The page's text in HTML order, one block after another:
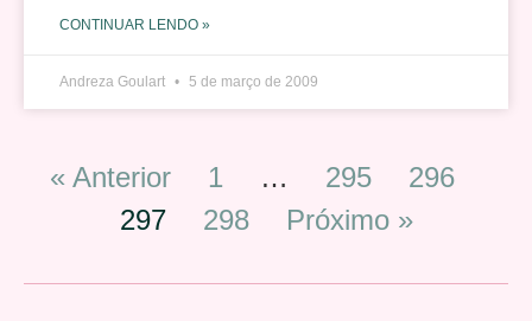
CONTINUAR LENDO »
Andreza Goulart 5 de março de 2009
« Anterior 1 … 295
296
297
298 Próximo »